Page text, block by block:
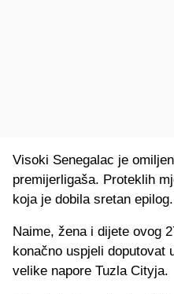
Visoki Senegalac je
premijerligaša. Proteklih
koja je dobila sretan epilog.
Naime, žena i dijete ovog
konačno uspjeli doputovat
velike napore Tuzla Cityja.